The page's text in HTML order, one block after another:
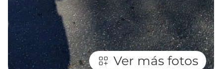
Ver más fotos